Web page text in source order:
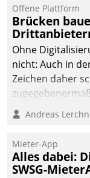
Offene Plattform
Brücken
Ohne
nicht: Auch in
Zeichen daher
Branchen.
Andreas
Mieter-App
Alles dabei:
SWSG-